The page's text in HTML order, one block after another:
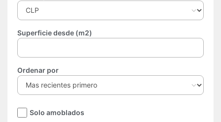
Superficie desde (m2)
Ordenar por
Solo amoblados